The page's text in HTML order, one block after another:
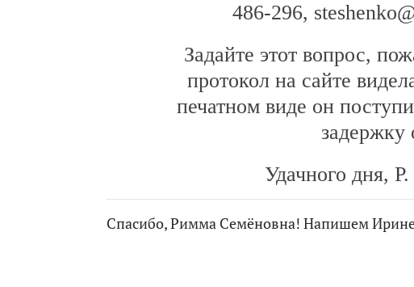
486-296,
Задайте этот вопрос,
протокол на сайте
печатном виде он
задержку
Удачного дня,
Спасибо, Римма Семёновна! Напишем